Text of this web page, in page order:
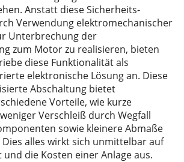
Anstatt diese Sicherheits-
Verwendung elektromechanischer
Unterbrechung der
zum Motor zu realisieren, bieten
diese Funktionalität als
elektronische Lösung an. Diese
Abschaltung bietet
Vorteile, wie kurze
Verschleiß durch Wegfall
sowie kleinere Abmaße
Dies alles wirkt sich unmittelbar auf
die Kosten einer Anlage aus.